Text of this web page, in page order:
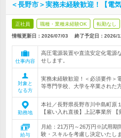
＜長野市＞実務未経験歓迎！【電
正社員 職種・業種未経験OK 転勤なし
情報更新日：2026/07/03 終了予定日： 2026/
仕事内容
高圧電源装置や直流安定化電源
せします。
対象と
なる方
実務未経験歓迎！＜必須要件＞
等専門学校、大学を卒業された
勤務地
本社／長野県長野市川中島町原
【雇い入れ直後】上記事業所 【
給与
月給：21万円～26万円※試用
験・スキルを考慮し決定いたしま